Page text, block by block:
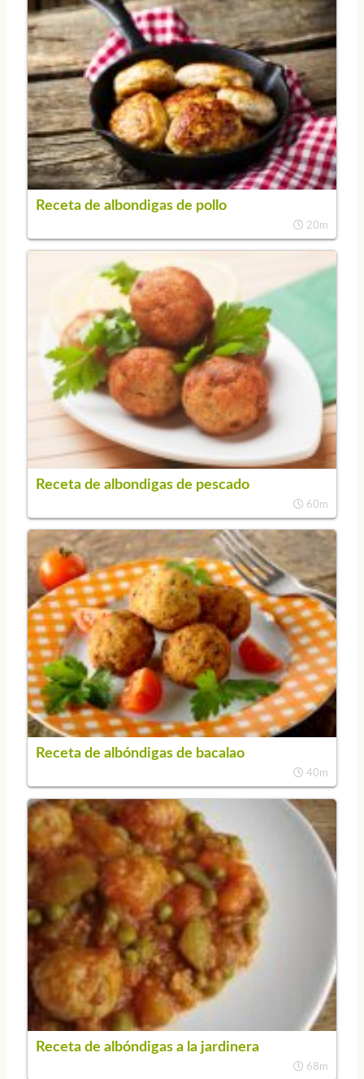
Receta de albondigas de pollo
20m
Receta de albondigas de pescado
60m
Receta de albóndigas de bacalao
40m
Receta de albóndigas a la jardinera
68m